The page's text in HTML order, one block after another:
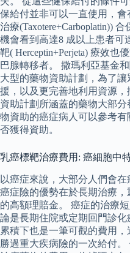
保給付並非可以一直使用，
治療(Taxotere+Carboplatin))
機會看到高達8 成以上患者可
靶( Herceptin+Perjeta) 療效也
巴腺轉移者。 撒瑪利亞基金
大型的藥物資助計劃，為了
援，以及更完善地利用資源
資助計劃所涵蓋的藥物大部
物資助的癌症病人可以參考
否獲得資助。
乳癌標靶治療費用: 癌細胞中
以癌症來說，大部分人們會
癌症險的優勢在於長期治療
的高額理賠金。 癌症的治療
論是長期住院或定期回門診
累積下也是一筆可觀的費用
勝過重大疾病險的一次給付